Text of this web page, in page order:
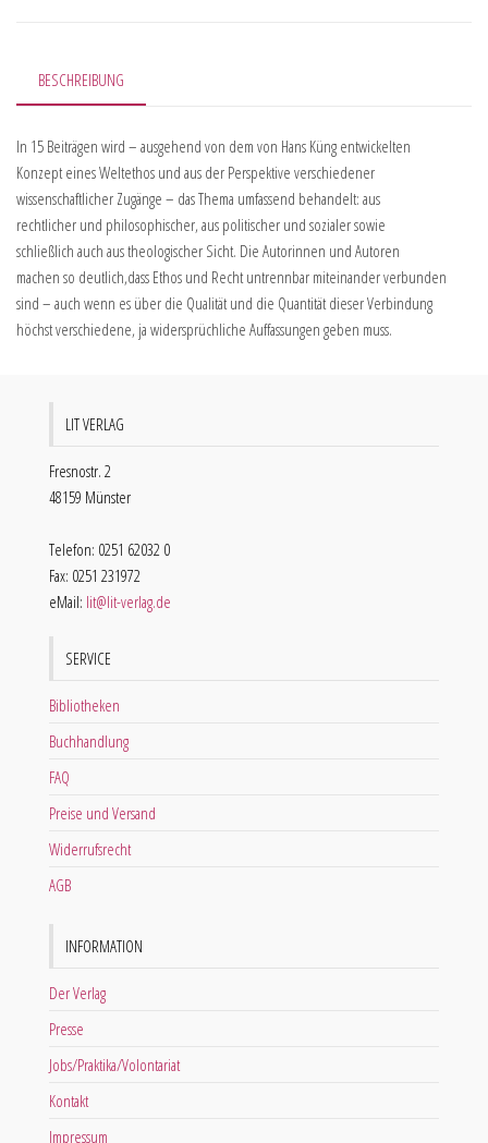
BESCHREIBUNG
In 15 Beiträgen wird – ausgehend von dem von Hans Küng entwickelten
Konzept eines Weltethos und aus der Perspektive verschiedener
wissenschaftlicher Zugänge – das Thema umfassend behandelt: aus
rechtlicher und philosophischer, aus politischer und sozialer sowie
schließlich auch aus theologischer Sicht. Die Autorinnen und Autoren
machen so deutlich,dass Ethos und Recht untrennbar miteinander verbunden
sind – auch wenn es über die Qualität und die Quantität dieser Verbindung
höchst verschiedene, ja widersprüchliche Auffassungen geben muss.
LIT VERLAG
Fresnostr. 2
48159 Münster
Telefon: 0251 62032 0
Fax: 0251 231972
eMail: lit@lit-verlag.de
SERVICE
Bibliotheken
Buchhandlung
FAQ
Preise und Versand
Widerrufsrecht
AGB
INFORMATION
Der Verlag
Presse
Jobs/Praktika/Volontariat
Kontakt
Impressum